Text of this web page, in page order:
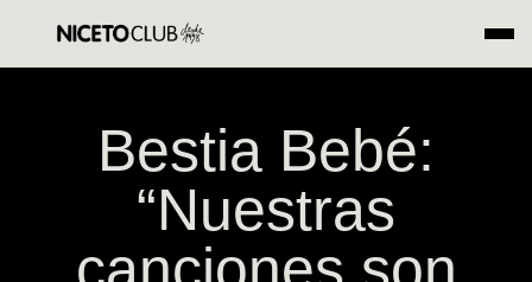
Bestia Bebé:
“Nuestras